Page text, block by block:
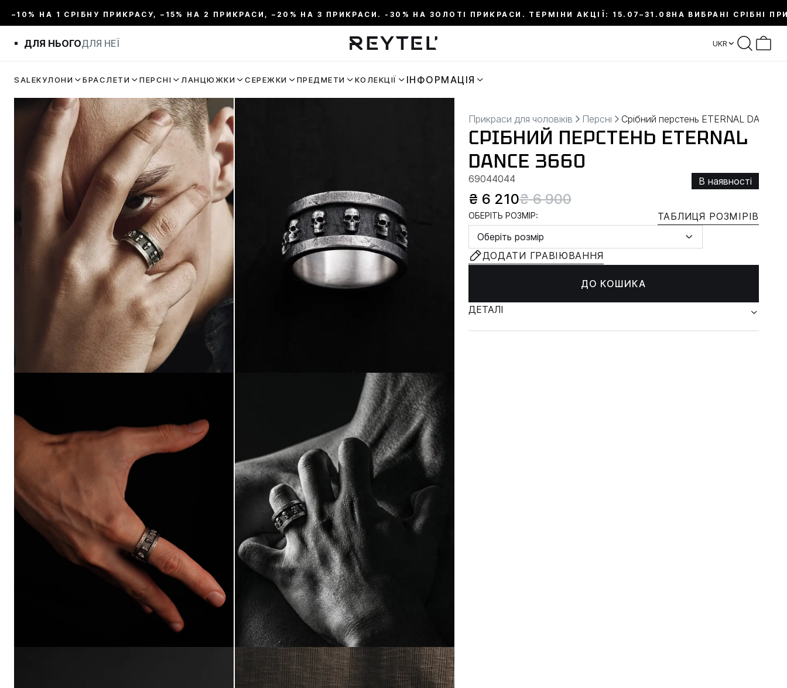
–10% НА 1 СРІБНУ ПРИКРАСУ, –15% НА 2 ПРИКРАСИ, –20% НА 3 ПРИКРАСИ. -30% НА ЗОЛОТІ ПРИКРАСИ. ТЕРМІНИ АКЦІЇ: 15.07–31.08 НА ВИБРАНІ СРІБНІ
ДЛЯ НЬОГОДЛЯ НЕЇ UKR
SALEКУЛОНИ БРАСЛЕТИ ПЕРСНІ ЛАНЦЮЖКИ СЕРЕЖКИ ПРЕДМЕТИ КОЛЕКЦІЇ ІНФОРМАЦІЯ
Прикраси для чоловіків Персні Срібний перстень ETERNAL DANCE
СРІБНИЙ ПЕРСТЕНЬ ETERNAL
DANCE 3660
69044044 В наявності
₴ 6 210₴ 6 900
ОБЕРІТЬ РОЗМІР:
ТАБЛИЦЯ РОЗМІРІВ
Оберіть розмір
ДОДАТИ ГРАВІЮВАННЯ
ДО КОШИКА
ДЕТАЛІ